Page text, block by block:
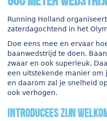
Running Holland
zaterdagochtend in het
Doe eens mee en ervaar
baanwedstrijd te doen.
zwaar en ook superleuk.
een uitstekende manier om
en daarom zal je snelheid
ook verhogen.
introducees zijn